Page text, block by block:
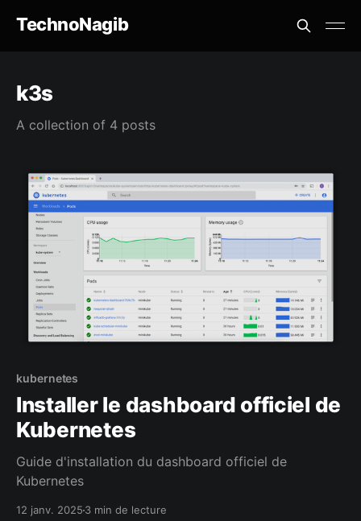
TechnoNagib
k3s
A collection of 4 posts
kubernetes
Installer le dashboard officiel de
Kubernetes
Guide d'installation du dashboard officiel de
Kubernetes
12 janv. 2025 3 min de lecture